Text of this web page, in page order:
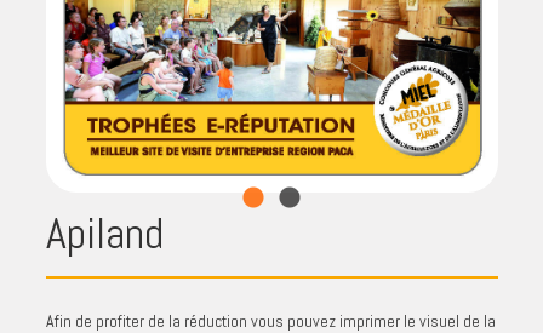
Apiland
Afin de profiter de la réduction vous pouvez imprimer le visuel de la